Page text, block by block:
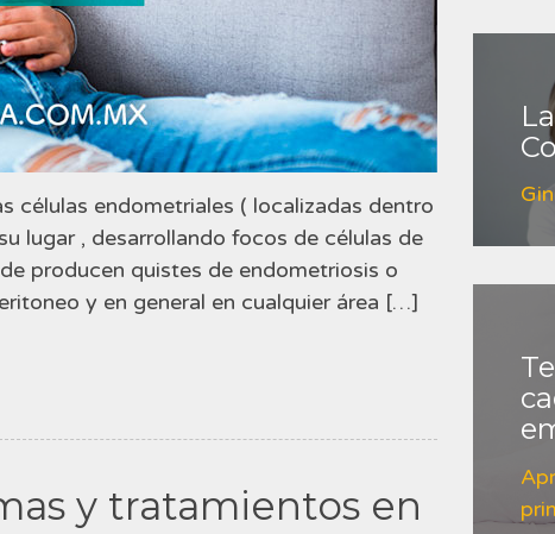
células endometriales ( localizadas dentro
lugar , desarrollando focos de células de
producen quistes de endometriosis o
y en general en cualquier área […]
y tratamientos en